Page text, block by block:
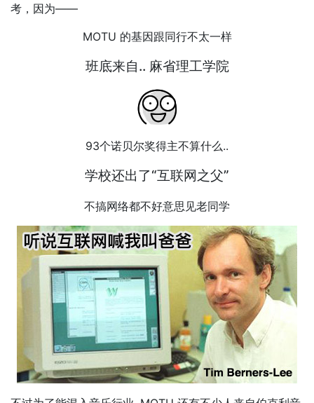
考，因为——
MOTU 的基因跟同行不太一样
班底来自.. 麻省理工学院
93个诺贝尔奖得主不算什么..
学校还出了“互联网之父”
不搞网络都不好意思见老同学